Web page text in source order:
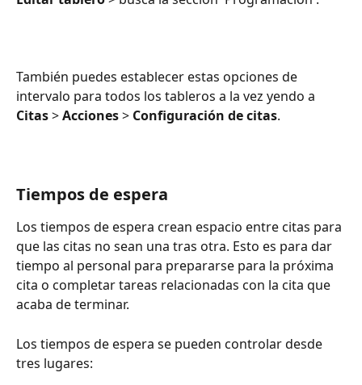
También puedes establecer estas opciones de
intervalo para todos los tableros a la vez yendo a
Citas > Acciones > Configuración de citas.
Tiempos de espera
Los tiempos de espera crean espacio entre citas para
que las citas no sean una tras otra. Esto es para dar
tiempo al personal para prepararse para la próxima
cita o completar tareas relacionadas con la cita que
acaba de terminar.
Los tiempos de espera se pueden controlar desde
tres lugares: